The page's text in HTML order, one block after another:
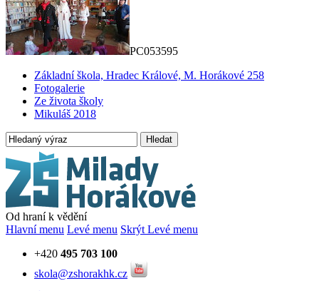
PC053595
Základní škola, Hradec Králové, M. Horákové 258
Fotogalerie
Ze života školy
Mikuláš 2018
Hledat
Od hraní k vědění
Hlavní menu Levé menu Skrýt Levé menu
+420 495 703 100
skola@zshorakhk.cz